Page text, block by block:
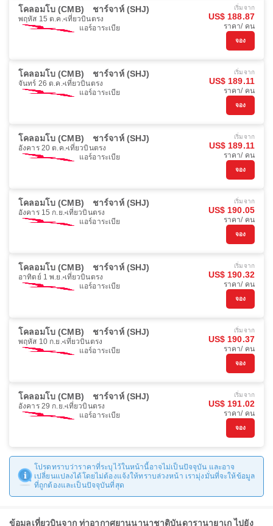
โคลอมโบ (CMB) ชาร์จาห์ (SHJ)
พฤหัส 15 ต.ค. เที่ยวบินตรง
แอร์อาระเบีย
เริ่มจาก
US$ 188.87
ราคา/ คน
จอง
โคลอมโบ (CMB) ชาร์จาห์ (SHJ)
จันทร์ 26 ต.ค. เที่ยวบินตรง
แอร์อาระเบีย
เริ่มจาก
US$ 189.11
ราคา/ คน
จอง
โคลอมโบ (CMB) ชาร์จาห์ (SHJ)
อังคาร 20 ต.ค. เที่ยวบินตรง
แอร์อาระเบีย
เริ่มจาก
US$ 189.11
ราคา/ คน
จอง
โคลอมโบ (CMB) ชาร์จาห์ (SHJ)
อังคาร 15 ก.ย. เที่ยวบินตรง
แอร์อาระเบีย
เริ่มจาก
US$ 190.05
ราคา/ คน
จอง
โคลอมโบ (CMB) ชาร์จาห์ (SHJ)
อาทิตย์ 1 พ.ย. เที่ยวบินตรง
แอร์อาระเบีย
เริ่มจาก
US$ 190.32
ราคา/ คน
จอง
โคลอมโบ (CMB) ชาร์จาห์ (SHJ)
พฤหัส 10 ก.ย. เที่ยวบินตรง
แอร์อาระเบีย
เริ่มจาก
US$ 190.37
ราคา/ คน
จอง
โคลอมโบ (CMB) ชาร์จาห์ (SHJ)
อังคาร 29 ก.ย. เที่ยวบินตรง
แอร์อาระเบีย
เริ่มจาก
US$ 191.02
ราคา/ คน
จอง
โปรดทราบว่าราคาที่ระบุไว้ในหน้านี้อาจไม่เป็นปัจจุบัน และอาจ
เปลี่ยนแปลงได้โดยไม่ต้องแจ้งให้ทราบล่วงหน้า เรามุ่งมั่นที่จะให้ข้อมูล
ที่ถูกต้องและเป็นปัจจุบันที่สุด
ข้อมูลเที่ยวบินจาก ท่าอากาศยานนานาชาติบันดารานายาเก ไปยัง